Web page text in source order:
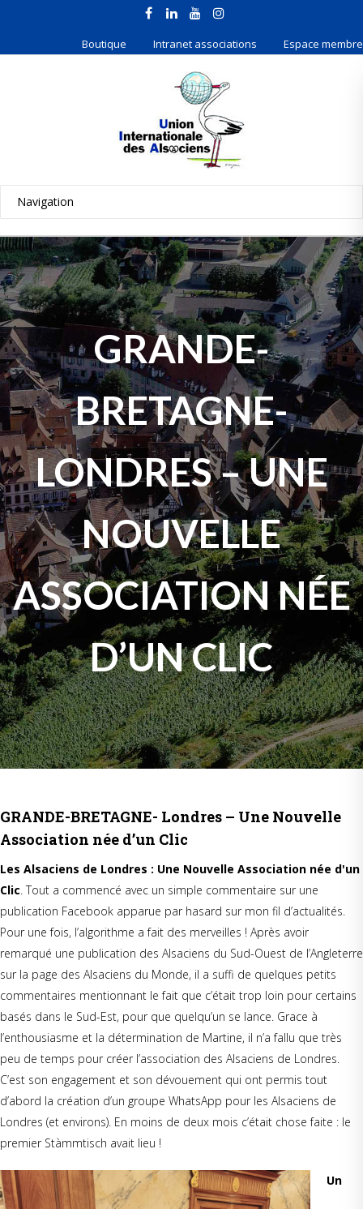
Boutique Intranet associations Espace membre
GRANDE-
BRETAGNE-
LONDRES – UNE
NOUVELLE
ASSOCIATION NÉE
D’UN CLIC
GRANDE-BRETAGNE- Londres – Une Nouvelle
Association née d’un Clic
Les Alsaciens de Londres : Une Nouvelle Association née d'un
Clic. Tout a commencé avec un simple commentaire sur une
publication Facebook apparue par hasard sur mon fil d’actualités.
Pour une fois, l’algorithme a fait des merveilles ! Après avoir
remarqué une publication des Alsaciens du Sud-Ouest de l’Angleterre
sur la page des Alsaciens du Monde, il a suffi de quelques petits
commentaires mentionnant le fait que c’était trop loin pour certains
basés dans le Sud-Est, pour que quelqu’un se lance. Grace à
l’enthousiasme et la détermination de Martine, il n’a fallu que très
peu de temps pour créer l’association des Alsaciens de Londres.
C’est son engagement et son dévouement qui ont permis tout
d’abord la création d’un groupe WhatsApp pour les Alsaciens de
Londres (et environs). En moins de deux mois c’était chose faite : le
premier Stàmmtisch avait lieu !
Un